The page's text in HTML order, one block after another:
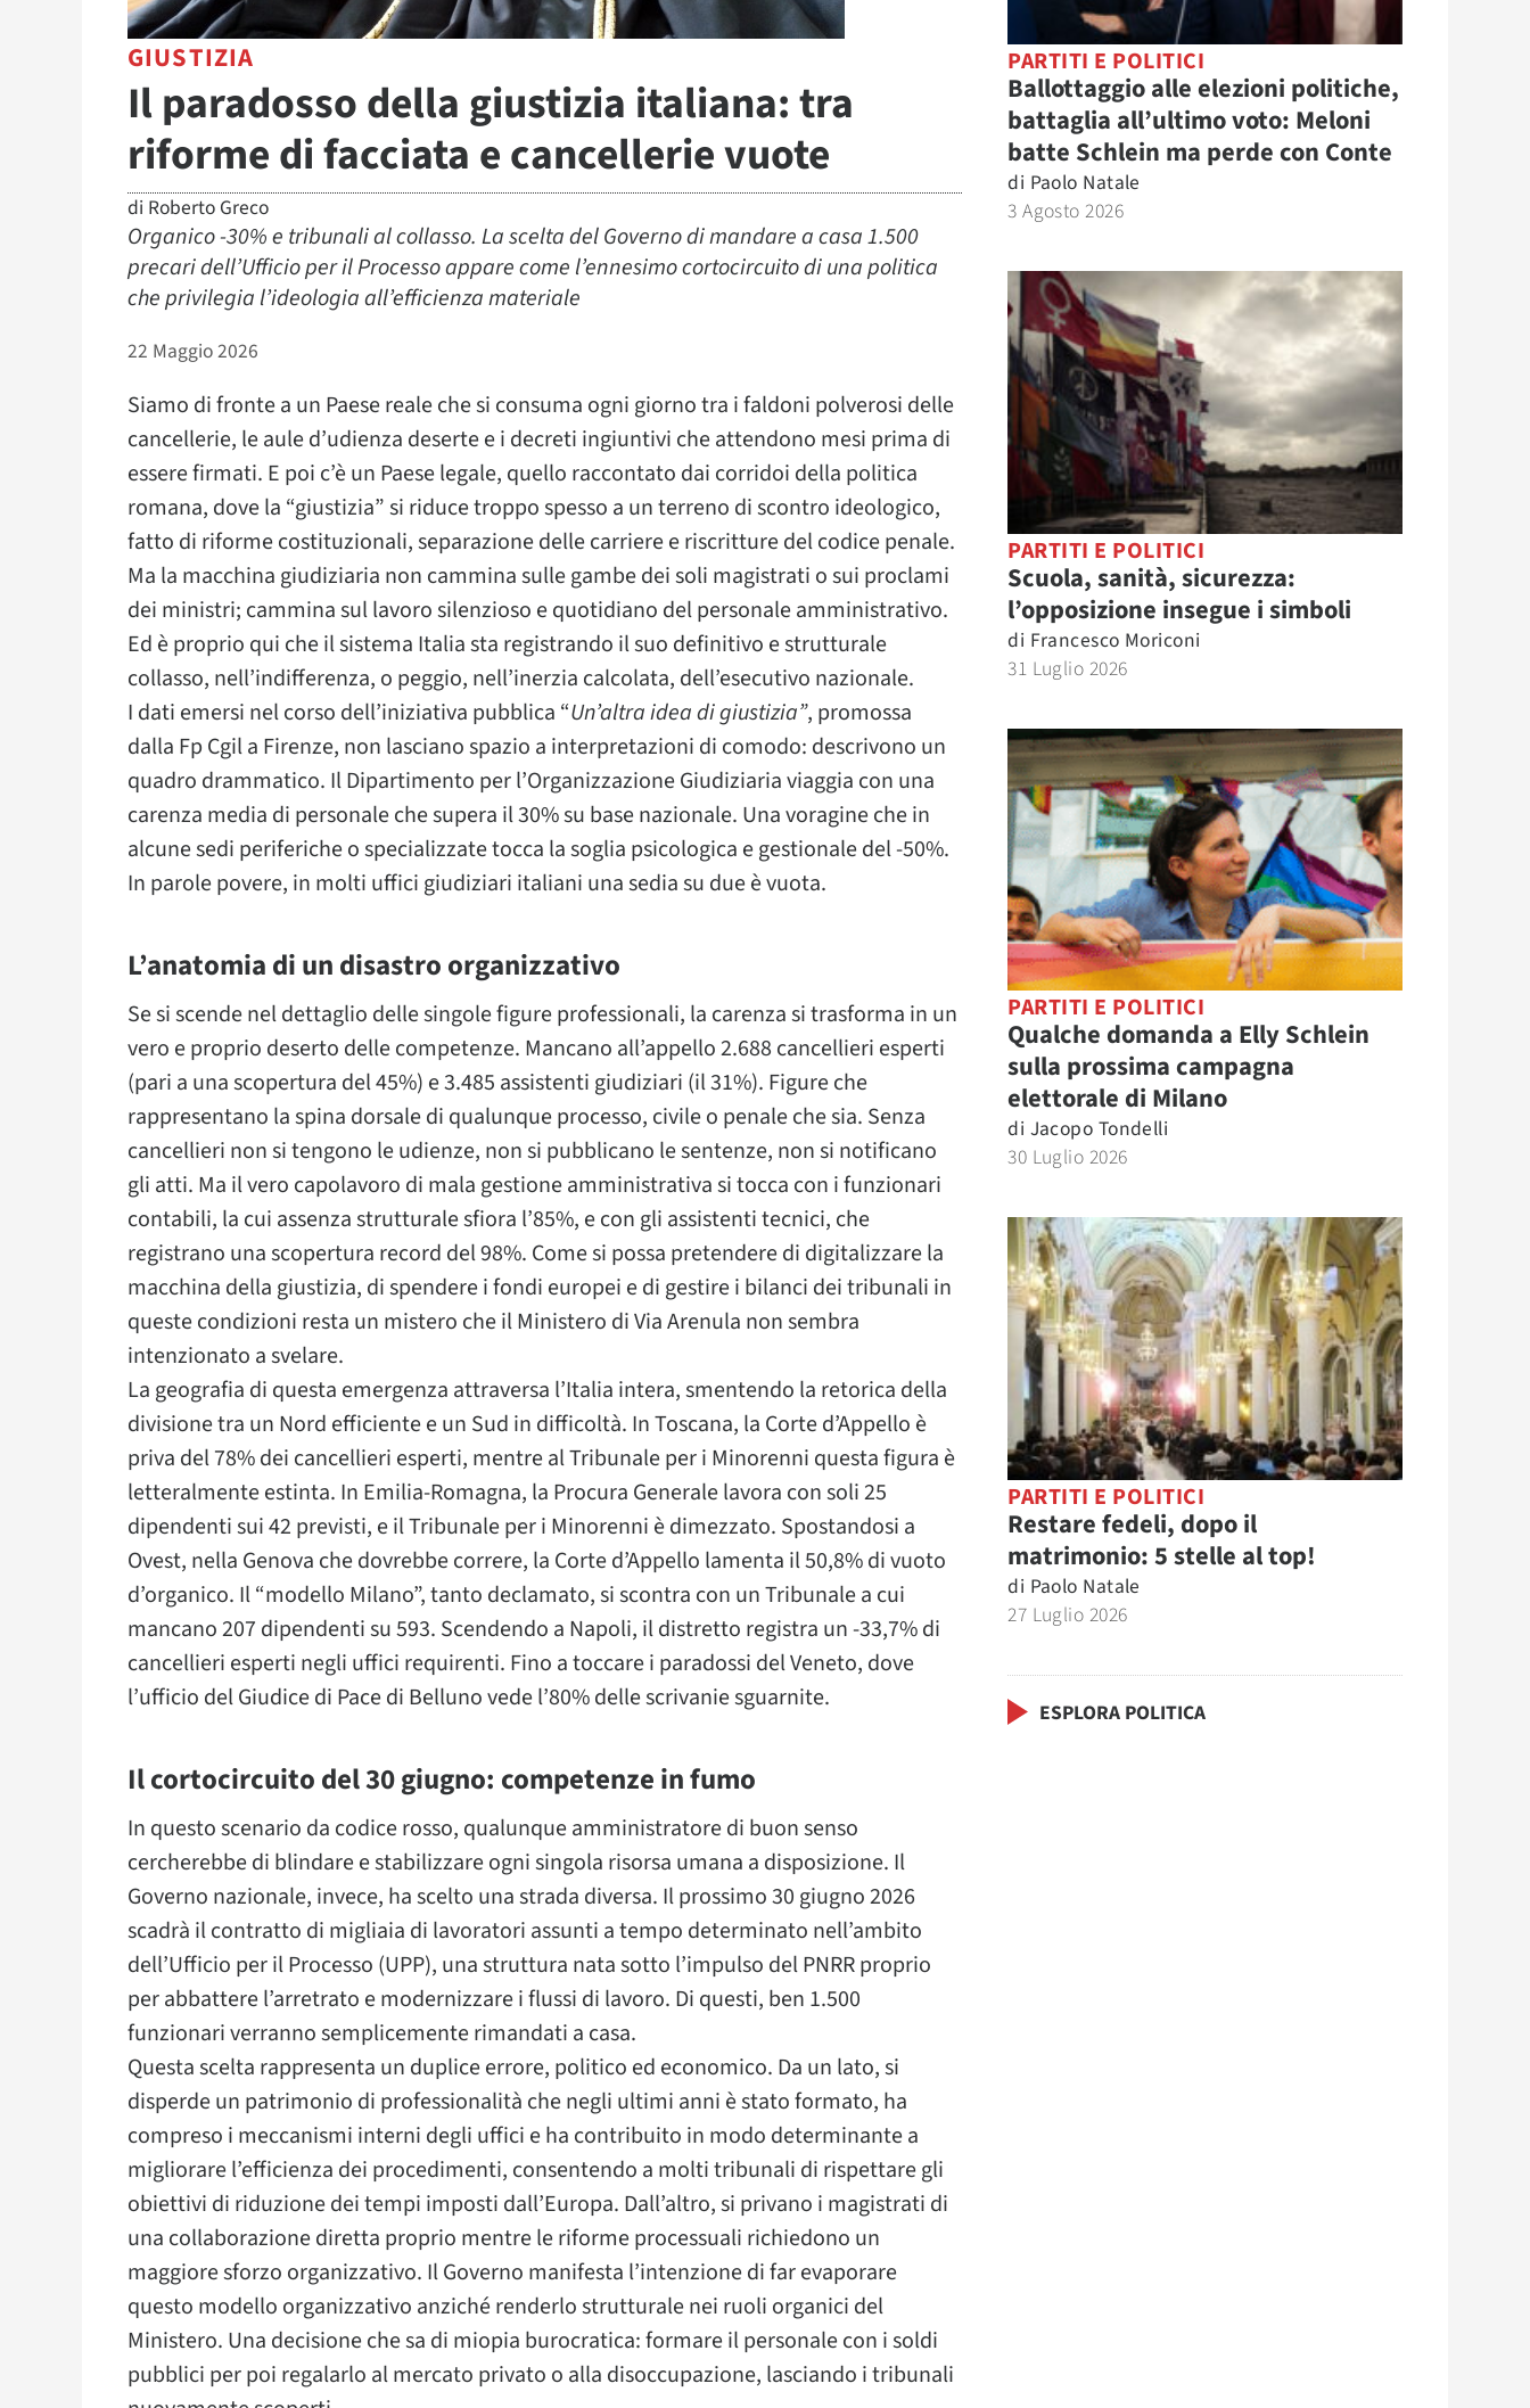
GIUSTIZIA
Il paradosso della giustizia italiana: tra
riforme di facciata e cancellerie vuote
di Roberto Greco
Organico -30% e tribunali al collasso. La scelta del Governo di mandare a casa 1.500
precari dell’Ufficio per il Processo appare come l’ennesimo cortocircuito di una politica
che privilegia l’ideologia all’efficienza materiale
22 Maggio 2026
Siamo di fronte a un Paese reale che si consuma ogni giorno tra i faldoni polverosi delle
cancellerie, le aule d’udienza deserte e i decreti ingiuntivi che attendono mesi prima di
essere firmati. E poi c’è un Paese legale, quello raccontato dai corridoi della politica
romana, dove la “giustizia” si riduce troppo spesso a un terreno di scontro ideologico,
fatto di riforme costituzionali, separazione delle carriere e riscritture del codice penale.
Ma la macchina giudiziaria non cammina sulle gambe dei soli magistrati o sui proclami
dei ministri; cammina sul lavoro silenzioso e quotidiano del personale amministrativo.
Ed è proprio qui che il sistema Italia sta registrando il suo definitivo e strutturale
collasso, nell’indifferenza, o peggio, nell’inerzia calcolata, dell’esecutivo nazionale.
I dati emersi nel corso dell’iniziativa pubblica “Un’altra idea di giustizia”, promossa
dalla Fp Cgil a Firenze, non lasciano spazio a interpretazioni di comodo: descrivono un
quadro drammatico. Il Dipartimento per l’Organizzazione Giudiziaria viaggia con una
carenza media di personale che supera il 30% su base nazionale. Una voragine che in
alcune sedi periferiche o specializzate tocca la soglia psicologica e gestionale del -50%.
In parole povere, in molti uffici giudiziari italiani una sedia su due è vuota.
L’anatomia di un disastro organizzativo
Se si scende nel dettaglio delle singole figure professionali, la carenza si trasforma in un
vero e proprio deserto delle competenze. Mancano all’appello 2.688 cancellieri esperti
(pari a una scopertura del 45%) e 3.485 assistenti giudiziari (il 31%). Figure che
rappresentano la spina dorsale di qualunque processo, civile o penale che sia. Senza
cancellieri non si tengono le udienze, non si pubblicano le sentenze, non si notificano
gli atti. Ma il vero capolavoro di mala gestione amministrativa si tocca con i funzionari
contabili, la cui assenza strutturale sfiora l’85%, e con gli assistenti tecnici, che
registrano una scopertura record del 98%. Come si possa pretendere di digitalizzare la
macchina della giustizia, di spendere i fondi europei e di gestire i bilanci dei tribunali in
queste condizioni resta un mistero che il Ministero di Via Arenula non sembra
intenzionato a svelare.
La geografia di questa emergenza attraversa l’Italia intera, smentendo la retorica della
divisione tra un Nord efficiente e un Sud in difficoltà. In Toscana, la Corte d’Appello è
priva del 78% dei cancellieri esperti, mentre al Tribunale per i Minorenni questa figura è
letteralmente estinta. In Emilia-Romagna, la Procura Generale lavora con soli 25
dipendenti sui 42 previsti, e il Tribunale per i Minorenni è dimezzato. Spostandosi a
Ovest, nella Genova che dovrebbe correre, la Corte d’Appello lamenta il 50,8% di vuoto
d’organico. Il “modello Milano”, tanto declamato, si scontra con un Tribunale a cui
mancano 207 dipendenti su 593. Scendendo a Napoli, il distretto registra un -33,7% di
cancellieri esperti negli uffici requirenti. Fino a toccare i paradossi del Veneto, dove
l’ufficio del Giudice di Pace di Belluno vede l’80% delle scrivanie sguarnite.
Il cortocircuito del 30 giugno: competenze in fumo
In questo scenario da codice rosso, qualunque amministratore di buon senso
cercherebbe di blindare e stabilizzare ogni singola risorsa umana a disposizione. Il
Governo nazionale, invece, ha scelto una strada diversa. Il prossimo 30 giugno 2026
scadrà il contratto di migliaia di lavoratori assunti a tempo determinato nell’ambito
dell’Ufficio per il Processo (UPP), una struttura nata sotto l’impulso del PNRR proprio
per abbattere l’arretrato e modernizzare i flussi di lavoro. Di questi, ben 1.500
funzionari verranno semplicemente rimandati a casa.
Questa scelta rappresenta un duplice errore, politico ed economico. Da un lato, si
disperde un patrimonio di professionalità che negli ultimi anni è stato formato, ha
compreso i meccanismi interni degli uffici e ha contribuito in modo determinante a
migliorare l’efficienza dei procedimenti, consentendo a molti tribunali di rispettare gli
obiettivi di riduzione dei tempi imposti dall’Europa. Dall’altro, si privano i magistrati di
una collaborazione diretta proprio mentre le riforme processuali richiedono un
maggiore sforzo organizzativo. Il Governo manifesta l’intenzione di far evaporare
questo modello organizzativo anziché renderlo strutturale nei ruoli organici del
Ministero. Una decisione che sa di miopia burocratica: formare il personale con i soldi
pubblici per poi regalarlo al mercato privato o alla disoccupazione, lasciando i tribunali
PARTITI E POLITICI
Ballottaggio alle elezioni politiche,
battaglia all’ultimo voto: Meloni
batte Schlein ma perde con Conte
di Paolo Natale
3 Agosto 2026
PARTITI E POLITICI
Scuola, sanità, sicurezza:
l’opposizione insegue i simboli
di Francesco Moriconi
31 Luglio 2026
PARTITI E POLITICI
Qualche domanda a Elly Schlein
sulla prossima campagna
elettorale di Milano
di Jacopo Tondelli
30 Luglio 2026
PARTITI E POLITICI
Restare fedeli, dopo il
matrimonio: 5 stelle al top!
di Paolo Natale
27 Luglio 2026
ESPLORA POLITICA